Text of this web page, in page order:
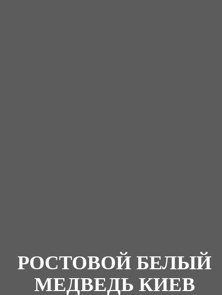
РОСТОВОЙ БЕЛЫЙ
МЕДВЕДЬ КИЕВ